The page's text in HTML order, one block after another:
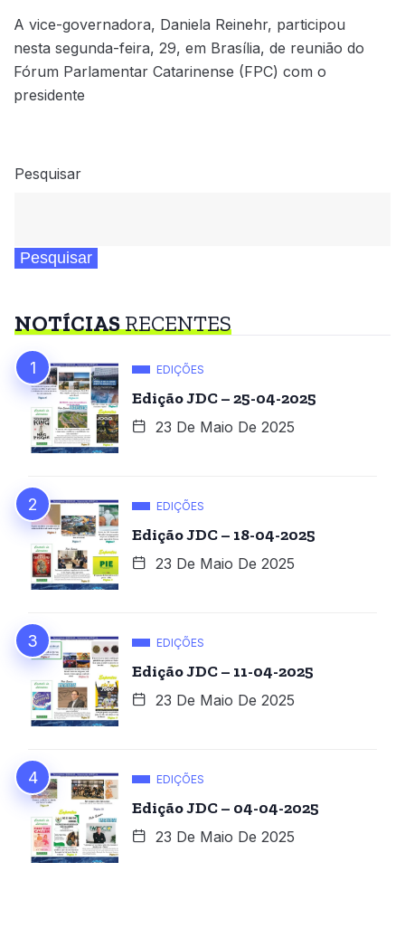
A vice-governadora, Daniela Reinehr, participou
nesta segunda-feira, 29, em Brasília, de reunião do
Fórum Parlamentar Catarinense (FPC) com o
presidente
Pesquisar
Pesquisar
NOTÍCIASRECENTES
EDIÇÕES
Edição JDC – 25-04-2025
23 De Maio De 2025
EDIÇÕES
Edição JDC – 18-04-2025
23 De Maio De 2025
EDIÇÕES
Edição JDC – 11-04-2025
23 De Maio De 2025
EDIÇÕES
Edição JDC – 04-04-2025
23 De Maio De 2025